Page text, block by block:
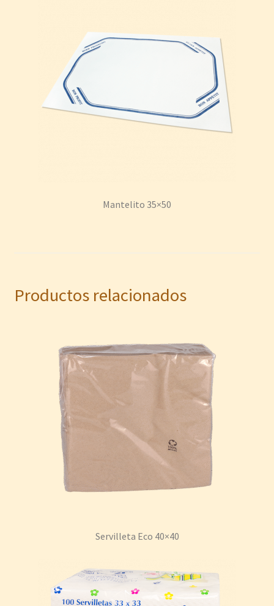
Mantelito 35×50
Productos relacionados
Servilleta Eco 40×40